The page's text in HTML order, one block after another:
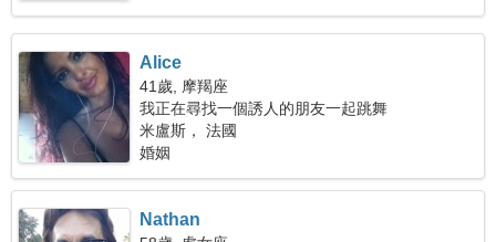
Alice
41歲, 摩羯座
我正在尋找一個誘人的朋友一起跳舞
米盧斯， 法國
婚姻
Nathan